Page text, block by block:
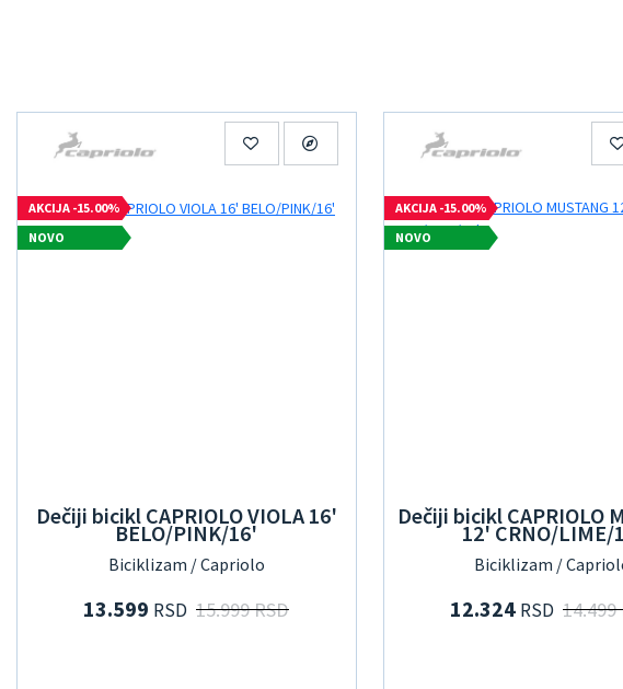
AKCIJA -15.00%
NOVO
Dečiji bicikl CAPRIOLO VIOLA 16'
BELO/PINK/16'
Biciklizam / Capriolo
13.599 RSD 15.999 RSD
AKCIJA -15.00%
NOVO
Dečiji bicikl CAPRIOLO
12' CRNO/LIME/
Biciklizam /
12.324 RSD 14.499